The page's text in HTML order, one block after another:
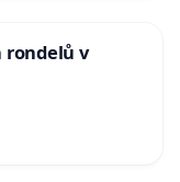
rondelů v